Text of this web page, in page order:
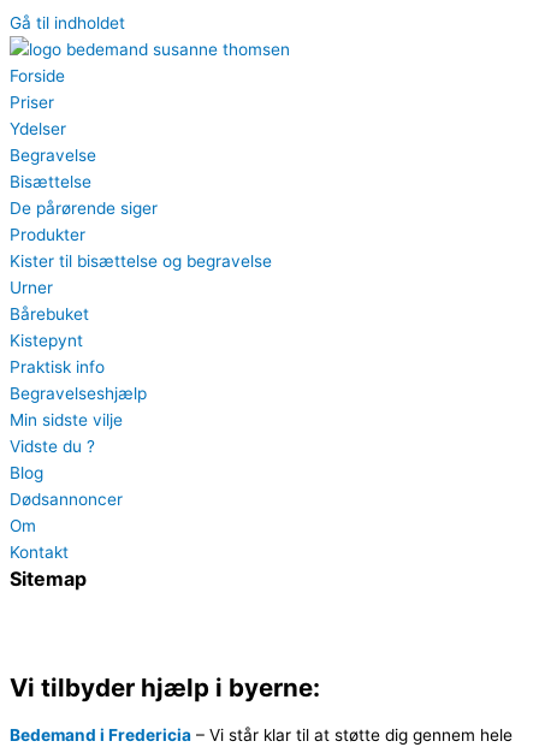
Gå til indholdet
Forside
Priser
Ydelser
Begravelse
Bisættelse
De pårørende siger
Produkter
Kister til bisættelse og begravelse
Urner
Bårebuket
Kistepynt
Praktisk info
Begravelseshjælp
Min sidste vilje
Vidste du ?
Blog
Dødsannoncer
Om
Kontakt
Sitemap
Vi tilbyder hjælp i byerne:
Bedemand i Fredericia – Vi står klar til at støtte dig gennem hele